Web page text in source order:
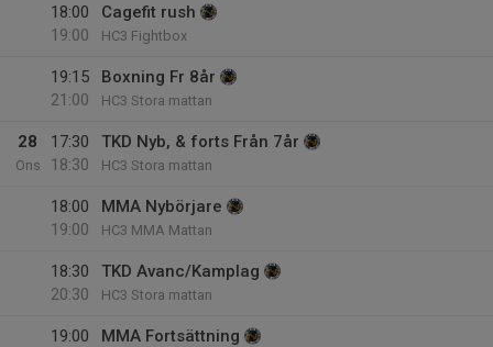
18:00
19:00
Cagefit rush
HC3 Fightbox
19:15
21:00
Boxning Fr 8år
HC3 Stora mattan
28
Ons
17:30
18:30
TKD Nyb, & forts Från 7år
HC3 Stora mattan
18:00
19:00
MMA Nybörjare
HC3 MMA Mattan
18:30
20:30
TKD Avanc/Kamplag
HC3 Stora mattan
19:00
MMA Fortsättning